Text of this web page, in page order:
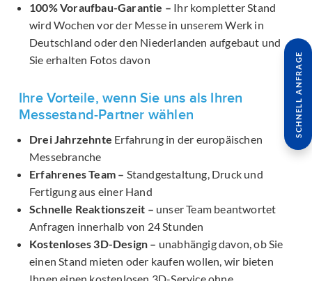
100% Voraufbau-Garantie – Ihr kompletter Stand
wird Wochen vor der Messe in unserem Werk in
Deutschland oder den Niederlanden aufgebaut und
Sie erhalten Fotos davon
Ihre Vorteile, wenn Sie uns als Ihren
Messestand-Partner wählen
Drei Jahrzehnte Erfahrung in der europäischen
Messebranche
Erfahrenes Team – Standgestaltung, Druck und
Fertigung aus einer Hand
Schnelle Reaktionszeit – unser Team beantwortet
Anfragen innerhalb von 24 Stunden
Kostenloses 3D-Design – unabhängig davon, ob Sie
einen Stand mieten oder kaufen wollen, wir bieten
SCHNELL ANFRAGE